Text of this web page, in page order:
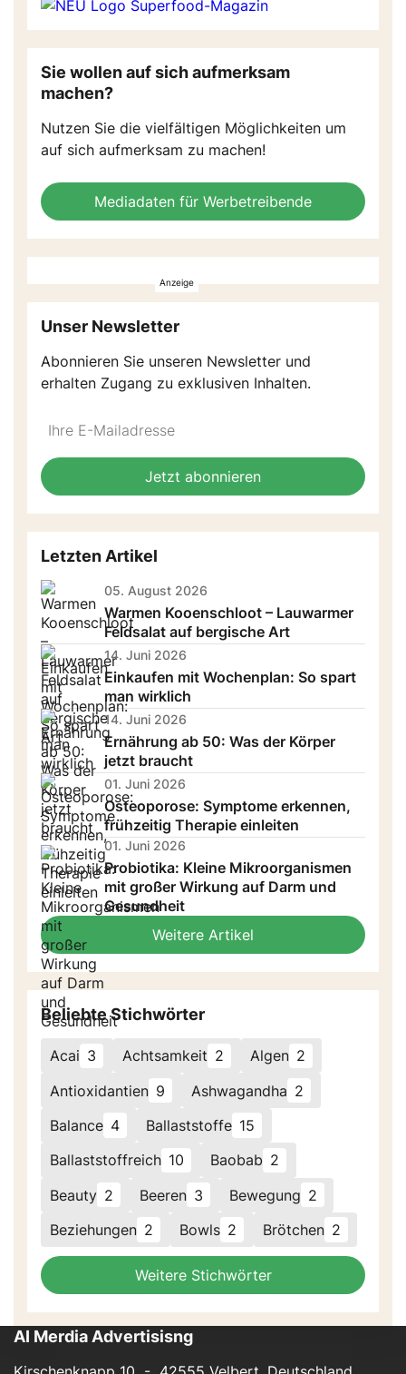
Sie wollen auf sich aufmerksam
machen?
Nutzen Sie die vielfältigen Möglichkeiten um
auf sich aufmerksam zu machen!
Mediadaten für Werbetreibende
Unser Newsletter
Abonnieren Sie unseren Newsletter und
erhalten Zugang zu exklusiven Inhalten.
Do
fill
this
field
*Ihre
Mailadresse:
Jetzt abonnieren
Letzten Artikel
05. August 2026
Warmen Kooenschloot – Lauwarmer
Feldsalat auf bergische Art
14. Juni 2026
Einkaufen mit Wochenplan: So spart
man wirklich
14. Juni 2026
Ernährung ab 50: Was der Körper
jetzt braucht
01. Juni 2026
Osteoporose: Symptome erkennen,
frühzeitig Therapie einleiten
01. Juni 2026
Probiotika: Kleine Mikroorganismen
mit großer Wirkung auf Darm und
Gesundheit
Weitere Artikel
Beliebte Stichwörter
Acai 3 Achtsamkeit 2 Algen 2
Antioxidantien 9 Ashwagandha 2
Balance 4 Ballaststoffe 15
Ballaststoffreich 10 Baobab 2
Beauty 2 Beeren 3 Bewegung 2
Beziehungen 2 Bowls 2 Brötchen 2
Weitere Stichwörter
AI Merdia Advertisisng